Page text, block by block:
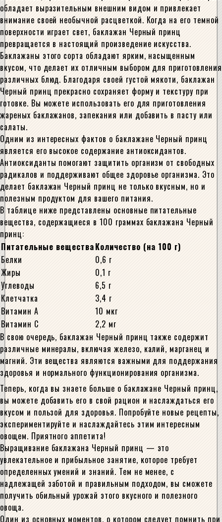
обладает выразительным внешним видом и привлекает
внимание своей необычной расцветкой. Когда на его темной
поверхности играет свет, баклажан Черный принц
превращается в настоящий произведение искусства.
Баклажаны этого сорта обладают ярким, насыщенным
вкусом, что делает их отличным выбором для приготовления
различных блюд. Благодаря своей густой мякоти, баклажан
Черный принц прекрасно сохраняет форму и текстуру при
готовке. Вы можете использовать его для приготовления
жареных баклажанов, запекания или добавить в пасту или
салаты.
Одним из интересных фактов о баклажане Черный принц
является его высокое содержание антиоксидантов.
Антиоксиданты помогают защитить организм от свободных
радикалов и поддерживают общее здоровье организма. Это
делает баклажан Черный принц не только вкусным, но и
полезным продуктом для вашего питания.
В таблице ниже представлены основные питательные
вещества, содержащиеся в 100 граммах баклажана Черный
принц:
Питательные веществаКоличество (на 100 г)
Белки
0,6 г
Жиры
0,1 г
Углеводы
6,5 г
Клетчатка
3,4 г
Витамин А
10 мкг
Витамин С
2,2 мг
В свою очередь, баклажан Черный принц также содержит
различные минералы, включая железо, калий, марганец и
магний. Эти вещества являются важными для поддержания
здоровья и нормального функционирования организма.
Теперь, когда вы знаете больше о баклажане Черный принц,
вы можете добавить его в свой рацион и наслаждаться его
вкусом и пользой для здоровья. Попробуйте новые рецепты,
экспериментируйте и наслаждайтесь этим интересным
овощем. Приятного аппетита!
Выращивание баклажана Черный принц — это
увлекательное и прибыльное занятие, которое требует
определенных умений и знаний. Тем не менее, с
надлежащей заботой и правильным подходом, вы сможете
получить обильный урожай этого вкусного и полезного
овоща.
Один из основных моментов, о котором следует помнить при